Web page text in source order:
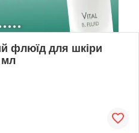
флюїд для шкіри
мл